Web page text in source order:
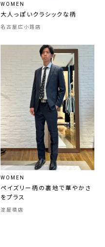
WOMEN
大人っぽいクラシックな柄
名古屋広小路店
WOMEN
ペイズリー柄の裏地で華やかさ
をプラス
淀屋橋店